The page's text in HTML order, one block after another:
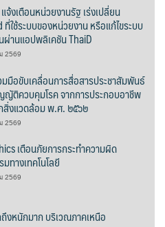
จ้งเตือนหน่วยงานรัฐ เร่งเปลี่ยน
ใช้ระบบของหน่วยงาน หรือแก้ไขระบบ
นผ่านแอปพลิเคชัน ThaiD
2569
มือขับเคลื่อนการสื่อสารประชาสัมพันธ์
ติควบคุมโรค จากการประกอบอาชีพ
สิ่งแวดล้อม พ.ศ. ๒๕๖๒
2569
เตือนภัยการกระทำความผิด
ทางเทคโนโลยี
2569
งหนักมาก บริเวณภาคเหนือ